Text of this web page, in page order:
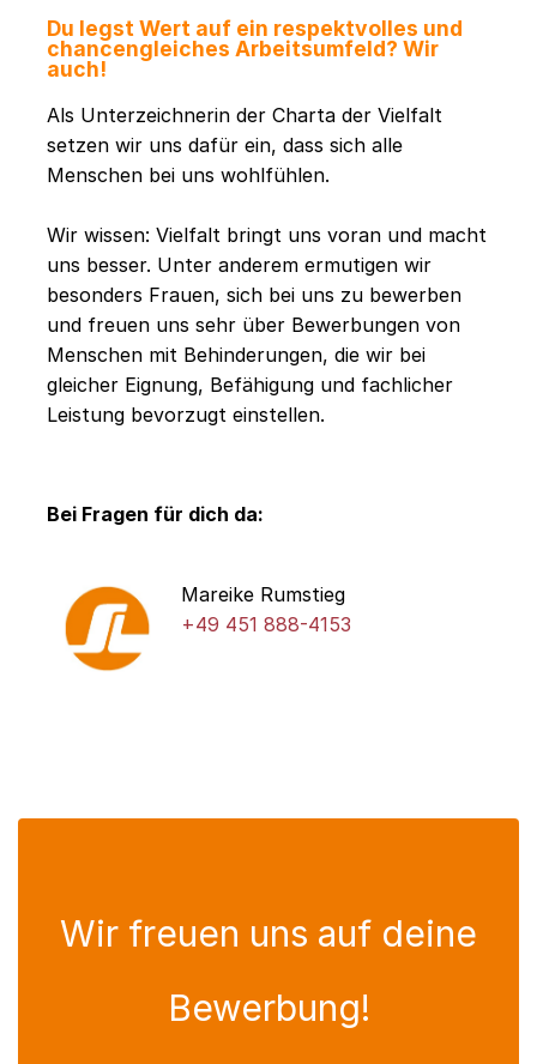
Du legst Wert auf ein respektvolles und
chancengleiches Arbeitsumfeld? Wir
auch!
Als Unterzeichnerin der Charta der Vielfalt
setzen wir uns dafür ein, dass sich alle
Menschen bei uns wohlfühlen.
Wir wissen: Vielfalt bringt uns voran und macht
uns besser. Unter anderem ermutigen wir
besonders Frauen, sich bei uns zu bewerben
und freuen uns sehr über Bewerbungen von
Menschen mit Behinderungen, die wir bei
gleicher Eignung, Befähigung und fachlicher
Leistung bevorzugt einstellen.
Bei Fragen für dich da:
Mareike Rumstieg
+49 451 888-4153
Wir freuen uns auf deine
Bewerbung!